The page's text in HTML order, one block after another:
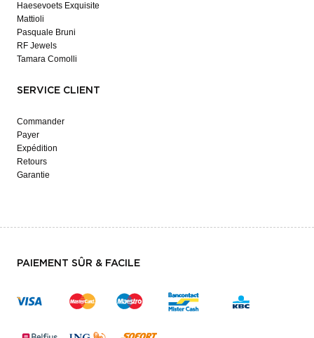
Haesevoets Exquisite
Mattioli
Pasquale Bruni
RF Jewels
Tamara Comolli
SERVICE CLIENT
Commander
Payer
Expédition
Retours
Garantie
PAIEMENT SÛR & FACILE